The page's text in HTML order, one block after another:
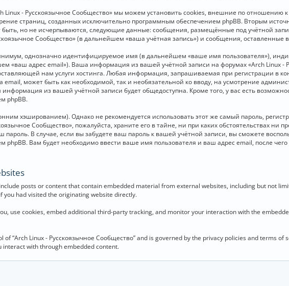
Linux - Русскоязычное Сообщество» мы можем установить cookies, внешние по отношению
страниц, созданных исключительно программным обеспечением phpBB. Вторым
но не исчерпываются, следующие данные: сообщения, размещённые под учётной
Сообщество» (в дальнейшем «ваша учётная запись») и сообщения,
однозначно идентифицируемое имя (в дальнейшем «ваше имя пользователя»),
«ваш адрес email»). Ваша информация из вашей учётной записи на форумах «Arch Linux -
нам услуги хостинга. Любая информация, запрашиваемая при регистрации в
email, может быть как необходимой, так и необязательной ко вводу, на усмотрение
информация из вашей учётной записи будет общедоступна. Кроме того, у вас есть
phpBB.
хэшированием). Однако не рекомендуется использовать этот же самый пароль,
Сообщество», пожалуйста, храните его в тайне, ни при каких обстоятельствах ни
пароль. В случае, если вы забудете ваш пароль к вашей учётной записи, вы сможете
Вам будет необходимо ввести ваше имя пользователя и ваш адрес email, после
posts or content that contain embedded material from external websites, including but not
you had visited the originating website directly.
use cookies, embed additional third-party tracking, and monitor your interaction with the
of “Arch Linux - Русскоязычное Сообщество” and is governed by the privacy policies and terms
interact with through embedded content.